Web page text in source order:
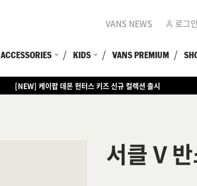
VANS NEWS 로그인
ACCESSORIES KIDS VANS PREMIUM
[NEW] 케이팝 데몬 헌터스 키즈 신규 컬렉션 출시
[EVENT] 15만원 이상 구매 시 쿨러백 증정
서클 V